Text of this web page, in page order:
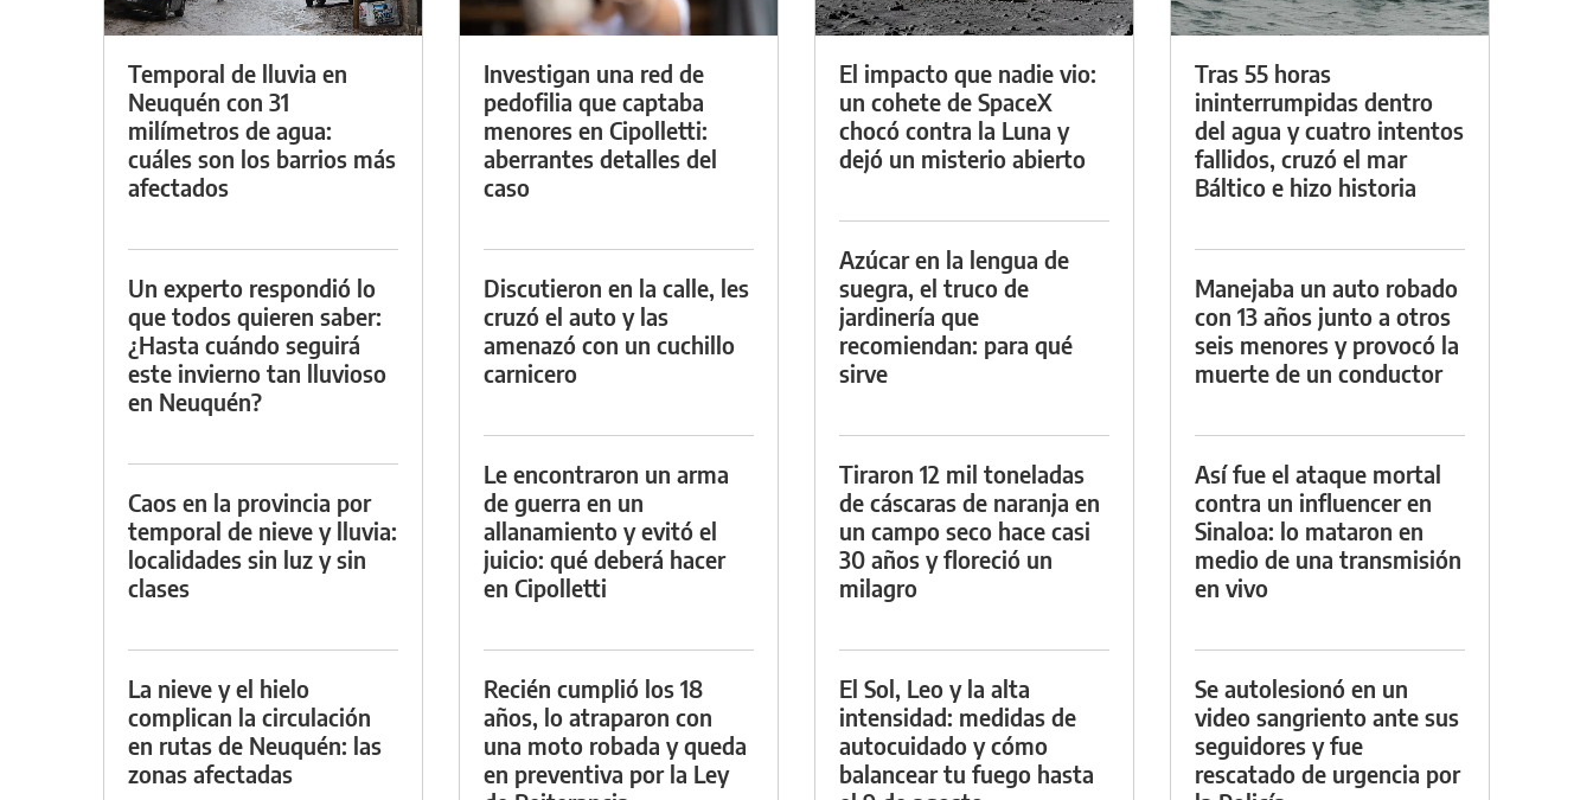
Temporal de lluvia en
Neuquén con 31
milímetros de agua:
cuáles son los barrios más
afectados
Un experto respondió lo
que todos quieren saber:
¿Hasta cuándo seguirá
este invierno tan lluvioso
en Neuquén?
Caos en la provincia por
temporal de nieve y lluvia:
localidades sin luz y sin
clases
La nieve y el hielo
complican la circulación
en rutas de Neuquén: las
zonas afectadas
Investigan una red de
pedofilia que captaba
menores en Cipolletti:
aberrantes detalles del
caso
Discutieron en la calle, les
cruzó el auto y las
amenazó con un cuchillo
carnicero
Le encontraron un arma
de guerra en un
allanamiento y evitó el
juicio: qué deberá hacer
en Cipolletti
Recién cumplió los 18
años, lo atraparon con
una moto robada y queda
en preventiva por la Ley
El impacto que nadie vio:
un cohete de SpaceX
chocó contra la Luna y
dejó un misterio abierto
Azúcar en la lengua de
suegra, el truco de
jardinería que
recomiendan: para qué
sirve
Tiraron 12 mil toneladas
de cáscaras de naranja en
un campo seco hace casi
30 años y floreció un
milagro
El Sol, Leo y la alta
intensidad: medidas de
autocuidado y cómo
balancear tu fuego hasta
Tras 55 horas
ininterrumpidas dentro
del agua y cuatro intentos
fallidos, cruzó el mar
Báltico e hizo historia
Manejaba un auto robado
con 13 años junto a otros
seis menores y provocó la
muerte de un conductor
Así fue el ataque mortal
contra un influencer en
Sinaloa: lo mataron en
medio de una transmisión
en vivo
Se autolesionó en un
video sangriento ante sus
seguidores y fue
rescatado de urgencia por